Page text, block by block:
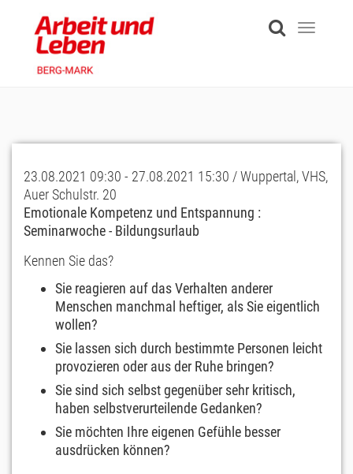
content
Toggle
23.08.2021 09:30 - 27.08.2021 15:30 / Wuppertal, VHS,
Auer Schulstr. 20
Emotionale Kompetenz und Entspannung :
Seminarwoche - Bildungsurlaub
Kennen Sie das?
Sie reagieren auf das Verhalten anderer
Menschen manchmal heftiger, als Sie eigentlich
wollen?
Sie lassen sich durch bestimmte Personen leicht
provozieren oder aus der Ruhe bringen?
Sie sind sich selbst gegenüber sehr kritisch,
haben selbstverurteilende Gedanken?
Sie möchten Ihre eigenen Gefühle besser
ausdrücken können?